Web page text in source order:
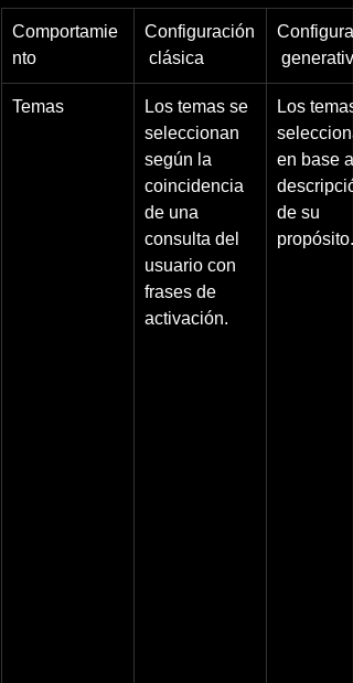
Comportamie
nto
Configuración
clásica
Temas
Los temas se
seleccionan
según la
coincidencia
de una
consulta del
usuario con
frases de
activación.
Los
en base
de su
propósito.